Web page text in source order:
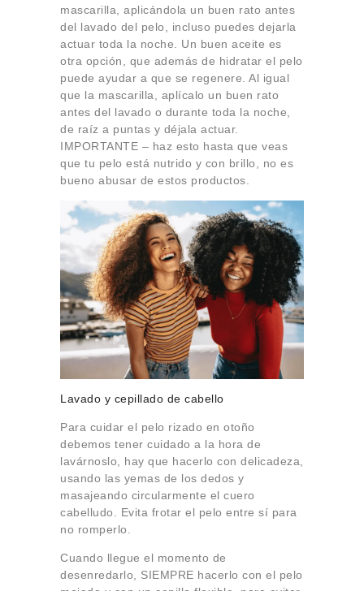
mascarilla, aplicándola un buen rato antes
del lavado del pelo, incluso puedes dejarla
actuar toda la noche. Un buen aceite es
otra opción, que además de hidratar el pelo
puede ayudar a que se regenere. Al igual
que la mascarilla, aplícalo un buen rato
antes del lavado o durante toda la noche,
de raíz a puntas y déjala actuar.
IMPORTANTE – haz esto hasta que veas
que tu pelo está nutrido y con brillo, no es
bueno abusar de estos productos.
Lavado y cepillado de cabello
Para cuidar el pelo rizado en otoño
debemos tener cuidado a la hora de
lavárnoslo, hay que hacerlo con delicadeza,
usando las yemas de los dedos y
masajeando circularmente el cuero
cabelludo. Evita frotar el pelo entre sí para
no romperlo.
Cuando llegue el momento de
desenredarlo, SIEMPRE hacerlo con el pelo